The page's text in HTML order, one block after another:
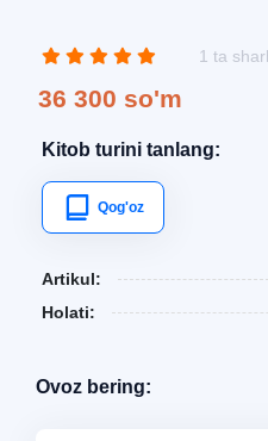
1 ta
36 300 so'm
Kitob turini tanlang:
Qog'oz
Artikul:
Holati:
Ovoz bering: